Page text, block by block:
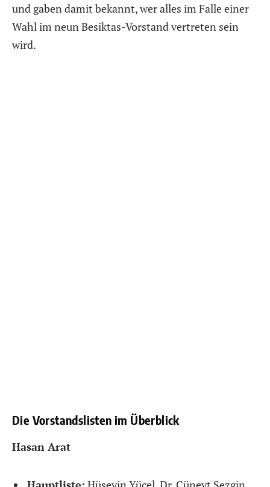
und gaben damit bekannt, wer alles im Falle einer
Wahl im neun Besiktas-Vorstand vertreten sein
wird.
Die Vorstandslisten im Überblick
Hasan Arat